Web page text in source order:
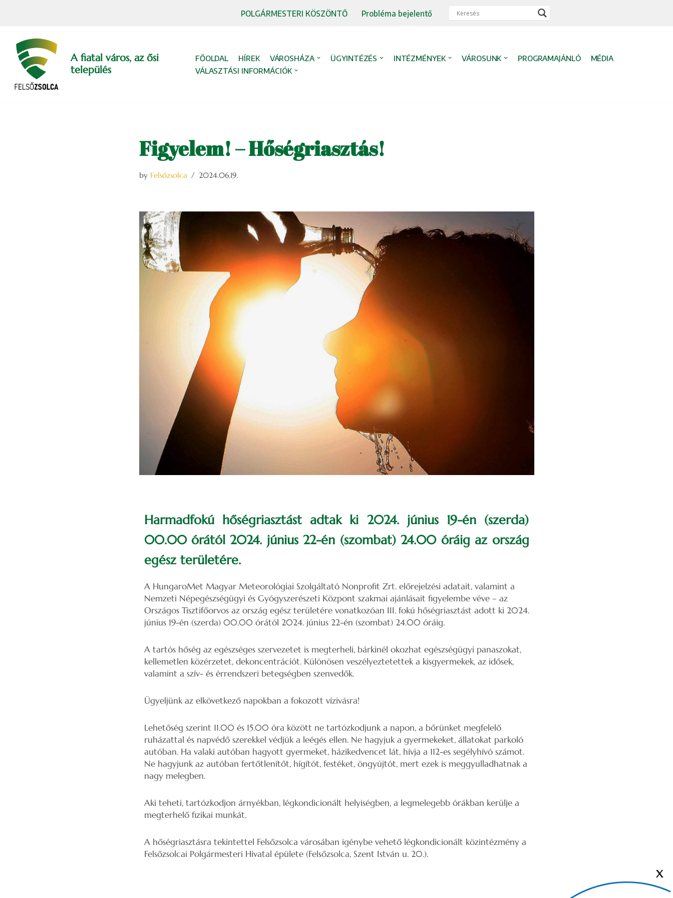
content
POLGÁRMESTERI KÖSZÖNTŐ Probléma bejelentő
A fiatal város, az ősi
település
FŐOLDAL HÍREK VÁROSHÁZA ÜGYINTÉZÉS INTÉZMÉNYEK VÁROSUNK PROGRAMAJÁNLÓ
MÉDIA
VÁLASZTÁSI INFORMÁCIÓK
Figyelem! – Hőségriasztás!
by Felsőzsolca 2024.06.19.
Harmadfokú hőségriasztást adtak ki 2024. június 19-én (szerda)
00.00 órától 2024. június 22-én (szombat) 24.00 óráig az ország
egész területére.
A HungaroMet Magyar Meteorológiai Szolgáltató Nonprofit Zrt. előrejelzési adatait, valamint a
Nemzeti Népegészségügyi és Gyógyszerészeti Központ szakmai ajánlásait figyelembe véve – az
Országos Tisztifőorvos az ország egész területére vonatkozóan III. fokú hőségriasztást adott ki 2024.
június 19-én (szerda) 00.00 órától 2024. június 22-én (szombat) 24.00 óráig.
A tartós hőség az egészséges szervezetet is megterheli, bárkinél okozhat egészségügyi panaszokat,
kellemetlen közérzetet, dekoncentrációt. Különösen veszélyeztetettek a kisgyermekek, az idősek,
valamint a szív- és érrendszeri betegségben szenvedők.
Ügyeljünk az elkövetkező napokban a fokozott vízivásra!
Lehetőség szerint 11.00 és 15.00 óra között ne tartózkodjunk a napon, a bőrünket megfelelő
ruházattal és napvédő szerekkel védjük a leégés ellen. Ne hagyjuk a gyermekeket, állatokat parkoló
autóban. Ha valaki autóban hagyott gyermeket, házikedvencet lát, hívja a 112-es segélyhívó számot.
Ne hagyjunk az autóban fertőtlenítőt, hígítót, festéket, öngyújtót, mert ezek is meggyulladhatnak a
nagy melegben.
Aki teheti, tartózkodjon árnyékban, légkondicionált helyiségben, a legmelegebb órákban kerülje a
megterhelő fizikai munkát.
A hőségriasztásra tekintettel Felsőzsolca városában igénybe vehető légkondicionált közintézmény a
Felsőzsolcai Polgármesteri Hivatal épülete (Felsőzsolca, Szent István u. 20.).
X